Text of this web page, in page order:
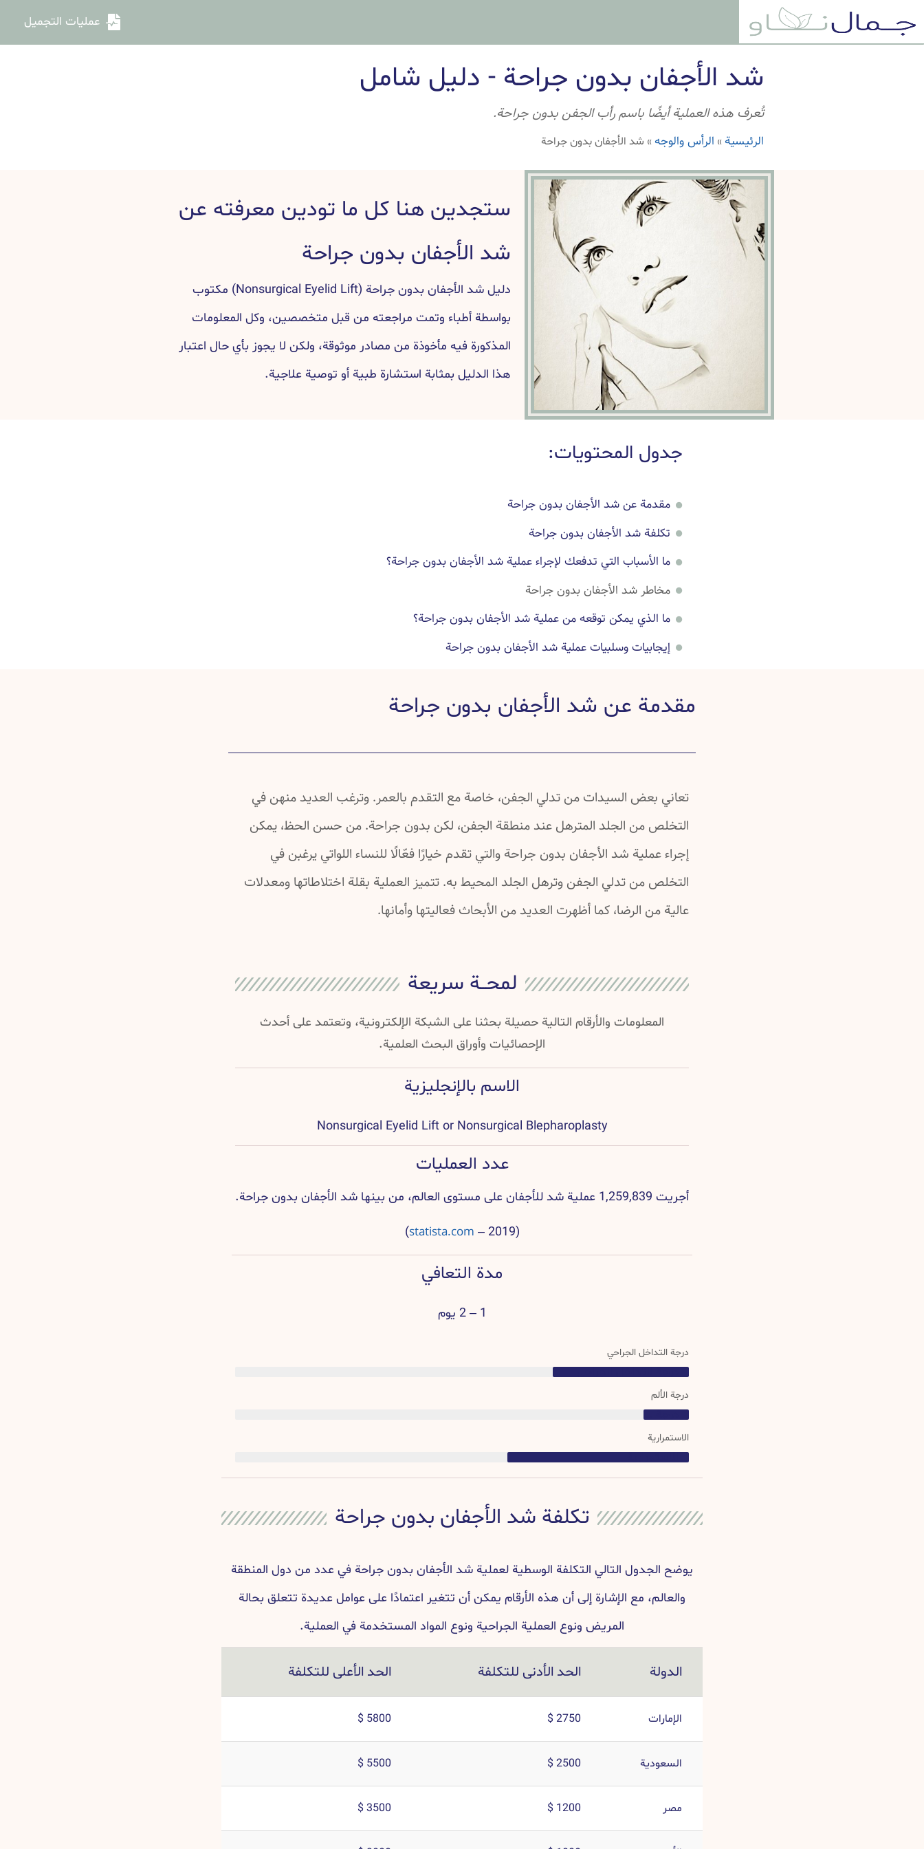
عمليات التجميل
شد الأجفان بدون جراحة - دليل شامل
تُعرف هذه العملية أيضًا باسم رأب الجفن بدون جراحة.
الرئيسية » الرأس والوجه » شد الأجفان بدون جراحة
ستجدين هنا كل ما تودين معرفته عن
شد الأجفان بدون جراحة
دليل شد الأجفان بدون جراحة (Nonsurgical Eyelid Lift) مكتوب
بواسطة أطباء وتمت مراجعته من قبل متخصصين، وكل المعلومات
المذكورة فيه مأخوذة من مصادر موثوقة، ولكن لا يجوز بأي حال اعتبار
هذا الدليل بمثابة استشارة طبية أو توصية علاجية.
جدول المحتويات:
مقدمة عن شد الأجفان بدون جراحة
تكلفة شد الأجفان بدون جراحة
ما الأسباب التي تدفعك لإجراء عملية شد الأجفان بدون جراحة؟
مخاطر شد الأجفان بدون جراحة
ما الذي يمكن توقعه من عملية شد الأجفان بدون جراحة؟
إيجابيات وسلبيات عملية شد الأجفان بدون جراحة
صور قبل عملية شد الأجفان بدون جراحة وبعدها
دراسات علمية عن شد الأجفان بدون جراحة
مقدمة عن شد الأجفان بدون جراحة
تعاني بعض السيدات من تدلي الجفن، خاصة مع التقدم بالعمر. وترغب العديد منهن في
التخلص من الجلد المترهل عند منطقة الجفن، لكن بدون جراحة. من حسن الحظ، يمكن
إجراء عملية شد الأجفان بدون جراحة والتي تقدم خيارًا فعّالًا للنساء اللواتي يرغبن في
التخلص من تدلي الجفن وترهل الجلد المحيط به. تتميز العملية بقلة اختلاطاتها ومعدلات
عالية من الرضا، كما أظهرت العديد من الأبحاث فعاليتها وأمانها.
لمحــة سريعة
المعلومات والأرقام التالية حصيلة بحثنا على الشبكة الإلكترونية، وتعتمد على أحدث
الإحصائيات وأوراق البحث العلمية.
الاسم بالإنجليزية
Nonsurgical Eyelid Lift or Nonsurgical Blepharoplasty
عدد العمليات
أجريت 1,259,839 عملية شد للأجفان على مستوى العالم، من بينها شد الأجفان بدون جراحة.
(2019 –
statista.com
)
مدة التعافي
1 – 2 يوم
درجة التداخل الجراحي
درجة التداخل الجراحي
درجة الألم
درجة التداخل الجراحي
الاستمرارية
الاستمرارية
تكلفة شد الأجفان بدون جراحة
يوضح الجدول التالي التكلفة الوسطية لعملية شد الأجفان بدون جراحة في عدد من دول المنطقة
والعالم، مع الإشارة إلى أن هذه الأرقام يمكن أن تتغير اعتمادًا على عوامل عديدة تتعلق بحالة
المريض ونوع العملية الجراحية ونوع المواد المستخدمة في العملية.
الدولة الحد الأدنى للتكلفة الحد الأعلى للتكلفة
الإمارات 2750 $
5800 $
السعودية 2500 $
5500 $
مصر 1200 $
3500 $